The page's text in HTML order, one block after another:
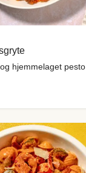
hjemmelaget pesto